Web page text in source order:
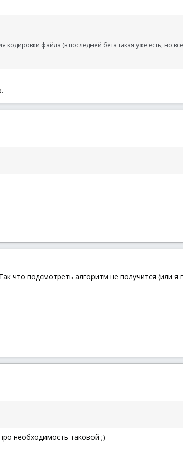
кодировки файла (в последней бета такая уже есть, но
что подсмотреть алгоритм не получится (или я
необходимость таковой ;)